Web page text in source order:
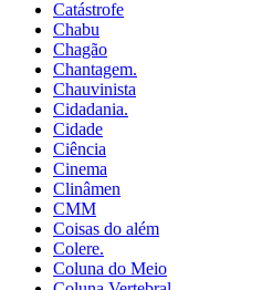
Catástrofe
Chabu
Chagão
Chantagem.
Chauvinista
Cidadania.
Cidade
Ciência
Cinema
Clinâmen
CMM
Coisas do além
Colere.
Coluna do Meio